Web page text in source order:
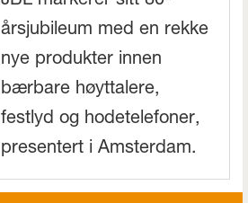
årsjubileum med en rekke
nye produkter innen
bærbare høyttalere,
festlyd og hodetelefoner,
presentert i Amsterdam.